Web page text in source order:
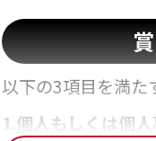
以下の3項目を満た
1. 個人もしくは個人